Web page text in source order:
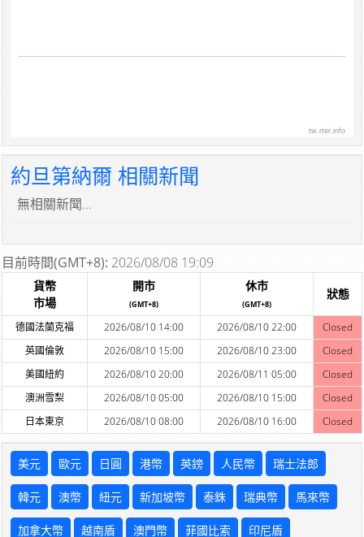
tw.rter.info
約旦第納爾 相關新聞
無相關新聞...
目前時間(GMT+8): 2026/08/08 19:09
貨幣
市場
開市
(GMT+8)
休市
(GMT+8)
狀態
德國法蘭克福 2026/08/10 14:00 2026/08/10 22:00
Closed
英國倫敦
2026/08/10 15:00 2026/08/10 23:00
Closed
美國紐約
2026/08/10 20:00 2026/08/11 05:00
Closed
澳洲雪梨
2026/08/10 05:00 2026/08/10 15:00
Closed
日本東京
2026/08/10 08:00 2026/08/10 16:00 Closed
美元 歐元 日圓 港幣 英鎊 人民幣 瑞士法郎
韓元 澳幣 紐元 新加坡幣 泰銖 瑞典幣 馬來幣
加拿大幣 越南盾 澳門幣 菲國比索 印尼盾